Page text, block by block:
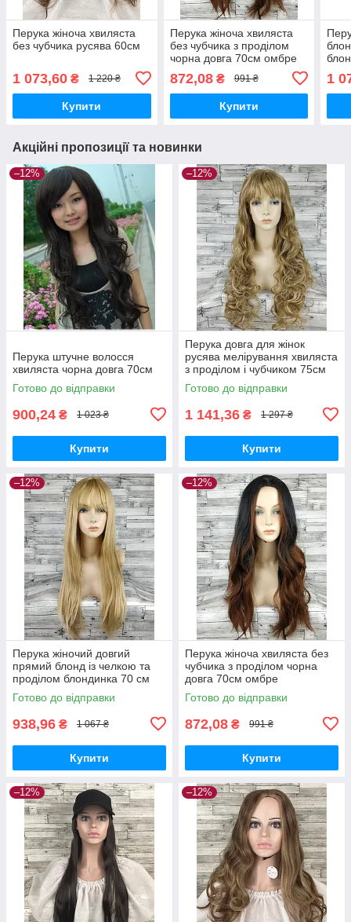
Перука жіноча хвиляста
без чубчика русява 60см
1 073,60 ₴ 1 220 ₴
Купити
Перука жіноча хвиляста
без чубчика з проділом
чорна довга 70см омбре
872,08₴ 991 ₴
Купити
1
Акційні пропозиції та новинки
–12%
Перука штучне волосся
хвиляста чорна довга 70см
Готово до відправки
900,24 ₴ 1 023 ₴
Купити
–12%
Перука довга для жінок
русява мелірування хвиляста
з проділом і чубчиком 75см
33002А-H16-613
Готово до відправки
1 141,36 ₴ 1 297 ₴
Купити
–12%
Перука жіночий довгий
прямий блонд із челкою та
проділом блондинка 70 см
Карнавальний
Готово до відправки
938,96 ₴ 1 067 ₴
Купити
–12%
Перука жіноча хвиляста без
чубчика з проділом чорна
довга 70см омбре
Готово до відправки
872,08 ₴ 991 ₴
Купити
–12% –12%